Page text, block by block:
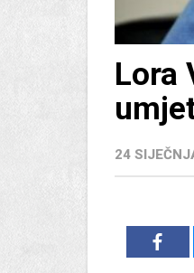
Lora
24